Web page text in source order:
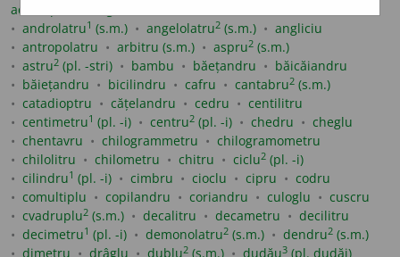
acru
androlatru1 (s.m.) angelolatru2 (s.m.)
angliciu
antropolatru
arbitru (s.m.) aspru2 (s.m.)
astru2 (pl. -stri) bambu băețandru
băicăiandru
băiețandru
bicilindru cafru cantabru2 (s.m.)
catadioptru
cățelandru cedru
centilitru
centimetru1 (pl. -i) centru2 (pl. -i) chedru
cheglu
chentavru
chilogrammetru
chilogramometru
chilolitru
chilometru chitru ciclu2 (pl. -i)
cilindru1 (pl. -i) cimbru cioclu cipru
codru
comultiplu
copilandru coriandru culoglu
cuscru
cvadruplu2 (s.m.) decalitru decametru
decilitru
decimetru1 (pl. -i) demonolatru2 (s.m.) dendru2 (s.m.)
dimetru
drâglu dublu2 (s.m.) dudău3 (pl. dudăi)